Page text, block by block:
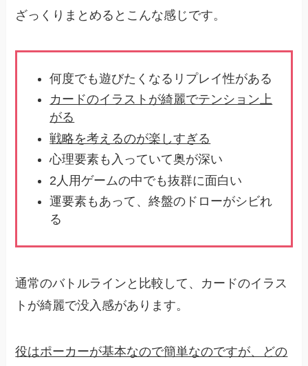
ざっくりまとめるとこんな感じです。
何度でも遊びたくなるリプレイ性がある
カードのイラストが綺麗でテンション上
がる
戦略を考えるのが楽しすぎる
心理要素も入っていて奥が深い
2人用ゲームの中でも抜群に面白い
運要素もあって、終盤のドローがシビれ
る
通常のバトルラインと比較して、カードのイラス
トが綺麗で没入感があります。
役はポーカーが基本なので簡単なのですが、どの